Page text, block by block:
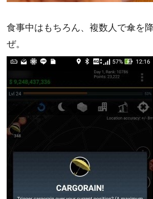
食事中はもちろん、複数人で傘を
ぜ。